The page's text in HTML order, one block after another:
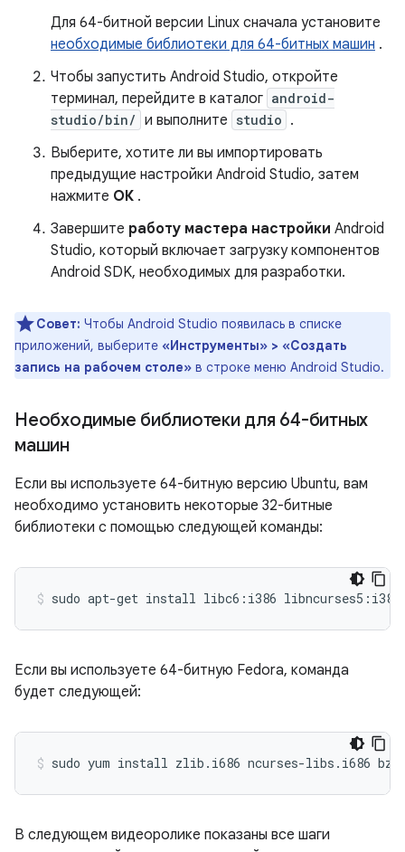
Для 64-битной версии Linux сначала установите
необходимые библиотеки для 64-битных машин .
Чтобы запустить Android Studio, откройте
терминал, перейдите в каталог android-
studio/bin/ и выполните studio .
Выберите, хотите ли вы импортировать
предыдущие настройки Android Studio, затем
нажмите ОК .
Завершите работу мастера настройки Android
Studio, который включает загрузку компонентов
Android SDK, необходимых для разработки.
Совет: Чтобы Android Studio появилась в списке
приложений, выберите «Инструменты» > «Создать
запись на рабочем столе» в строке меню Android Studio.
Необходимые библиотеки для 64-битных
машин
Если вы используете 64-битную версию Ubuntu, вам
необходимо установить некоторые 32-битные
библиотеки с помощью следующей команды:
Если вы используете 64-битную Fedora, команда
будет следующей:
В следующем видеоролике показаны все шаги